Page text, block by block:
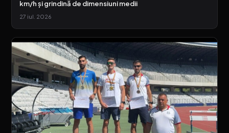
km/h și grindină de dimensiuni medii
27 iul. 2026